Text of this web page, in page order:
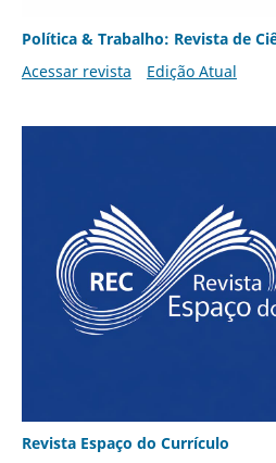
Política & Trabalho: Revista de
Acessar revista
Edição Atual
Revista Espaço do Currículo